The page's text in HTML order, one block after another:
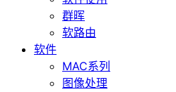
群晖
软路由
软件
MAC系列
图像处理